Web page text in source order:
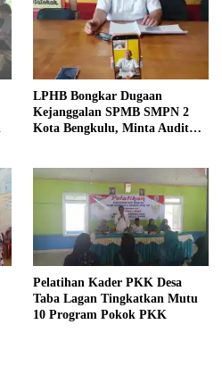
LPHB Bongkar Dugaan
Kejanggalan SPMB SMPN 2
Kota Bengkulu, Minta Audit
Pelatihan Kader PKK Desa
Taba Lagan Tingkatkan Mutu
10 Program Pokok PKK